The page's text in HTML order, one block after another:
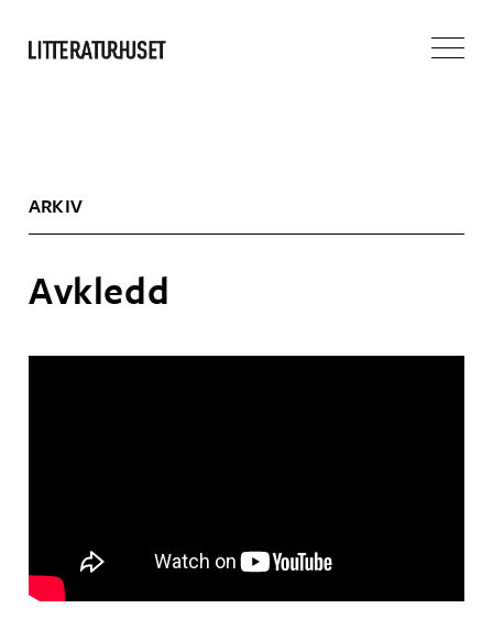
ARKIV
Avkledd